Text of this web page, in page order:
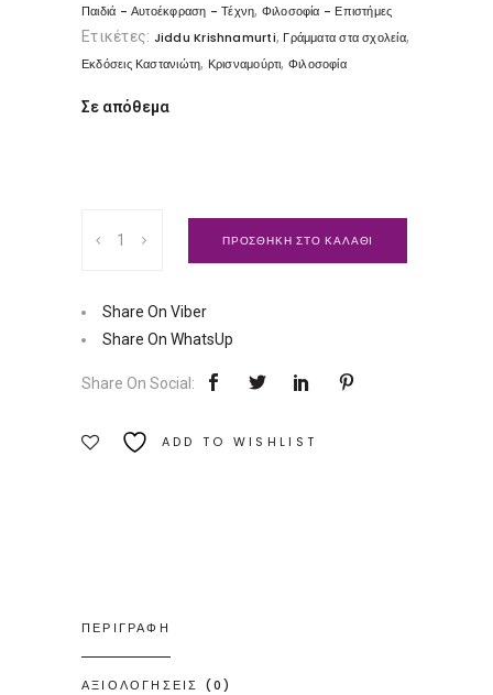
Παιδιά - Αυτοέκφραση - Τέχνη, Φιλοσοφία - Επιστήμες
Ετικέτες: Jiddu Krishnamurti, Γράμματα στα σχολεία,
Εκδόσεις Καστανιώτη, Κρισναμούρτι, Φιλοσοφία
Σε απόθεμα
στα
Εκδόσεις
Ποσότητα
ΠΡΟΣΘΗΚΗ ΣΤΟ ΚΑΛΑΘΙ
Share On Viber
Share On WhatsUp
Share On Social:
ADD TO WISHLIST
ΠΕΡΙΓΡΑΦΗ
ΑΞΙΟΛΟΓΗΣΕΙΣ (0)